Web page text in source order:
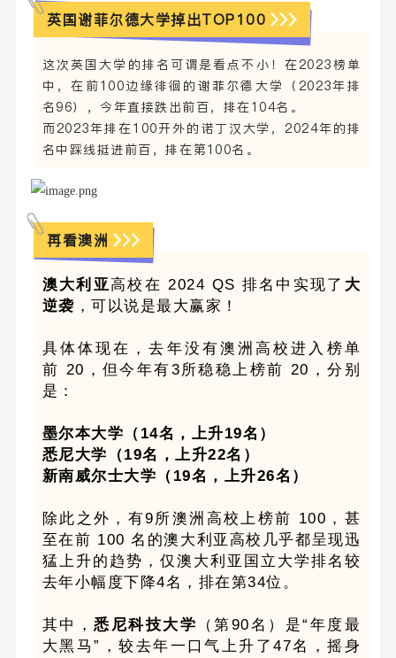
英国谢菲尔德大学掉出TOP100
这次英国大学的排名可谓是看点不小！在2023榜单
中，在前100边缘徘徊的谢菲尔德大学（2023年排
名96），今年直接跌出前百，排在104名。
而2023年排在100开外的诺丁汉大学，2024年的排
名中踩线挺进前百，排在第100名。
再看澳洲
澳大利亚高校在 2024 QS 排名中实现了 大
逆袭 ，可以说是最大赢家！
具体体现在，去年没有澳洲高校进入榜单
前 20，但今年有3所稳稳上榜前 20，分别
是：
墨尔本大学（14名，上升19名）
悉尼大学（19名，上升22名）
新南威尔士大学（19名，上升26名）
除此之外，有9所澳洲高校上榜前 100，甚
至在前 100 名的澳大利亚高校几乎都呈现迅
猛上升的趋势，仅澳大利亚国立大学排名较
去年小幅度下降4名，排在第34位。
其中，悉尼科技大学
（第90名）是“年度最
大黑马”，较去年一口气上升了47名，摇身